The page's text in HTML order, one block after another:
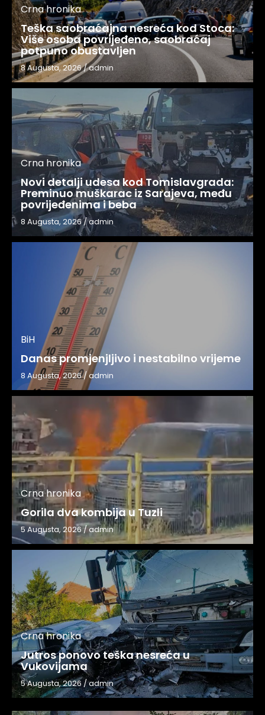
Crna hronika
Teška saobraćajna nesreća kod Stoca:
Više osoba povrijeđeno, saobraćaj
potpuno obustavljen
8 Augusta, 2026/admin
Crna hronika
Novi detalji udesa kod Tomislavgrada:
Preminuo muškarac iz Sarajeva, među
povrijeđenima i beba
8 Augusta, 2026/admin
BiH
Danas promjenjljivo i nestabilno vrijeme
8 Augusta, 2026/admin
Crna hronika
Gorila dva kombija u Tuzli
5 Augusta, 2026/admin
Crna hronika
Jutros ponovo teška nesreća u
Vukovijama
5 Augusta, 2026/admin